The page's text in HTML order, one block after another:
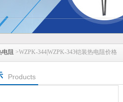
阻 >WZPK-344|WZPK-343铠装热电阻价格
Products